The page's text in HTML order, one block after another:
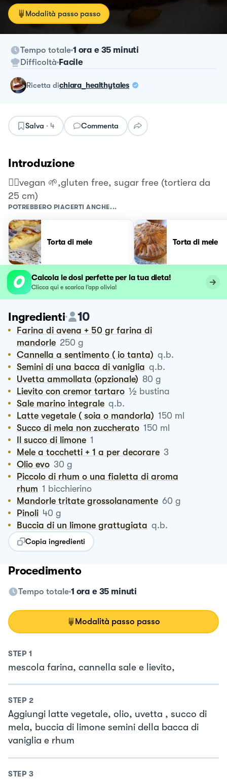
Modalità passo passo
Tempo totale 1 ora e 35 minuti
Difficoltà Facile
ricetta dichiara_healthytales
Salva · 4 Commenta
Introduzione
👉🏻vegan 🌱,gluten free, sugar free (tortiera da
25 cm)
POTREBBERO PIACERTI ANCHE...
Torta di mele Torta di mele
Calcola le dosi perfette per la tua dieta!
Clicca qui e scarica l’app olivia!
Ingredienti 10
Farina di avena + 50 gr farina di
mandorle 250 g
Cannella a sentimento ( io tanta) q.b.
Semini di una bacca di vaniglia q.b.
Uvetta ammollata (opzionale) 80 g
Lievito con cremor tartaro ½ bustina
Sale marino integrale q.b.
Latte vegetale ( soia o mandorla) 150 ml
Succo di mela non zuccherato 150 ml
Il succo di limone 1
Mele a tocchetti + 1 a per decorare 3
Olio evo 30 g
Piccolo di rhum o una fialetta di aroma
rhum 1 bicchierino
Mandorle tritate grossolanamente 60 g
Pinoli 40 g
Buccia di un limone grattugiata q.b.
Copia ingredienti
Procedimento
Tempo totale 1 ora e 35 minuti
Modalità passo passo
STEP 1
mescola farina, cannella sale e lievito,
STEP 2
Aggiungi latte vegetale, olio, uvetta , succo di
mela, buccia di limone semini della bacca di
vaniglia e rhum
STEP 3